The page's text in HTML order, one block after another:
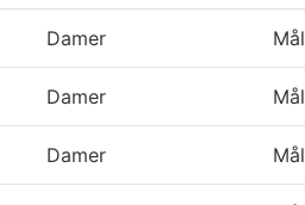
Damer Mål
Damer Mål
Damer Mål